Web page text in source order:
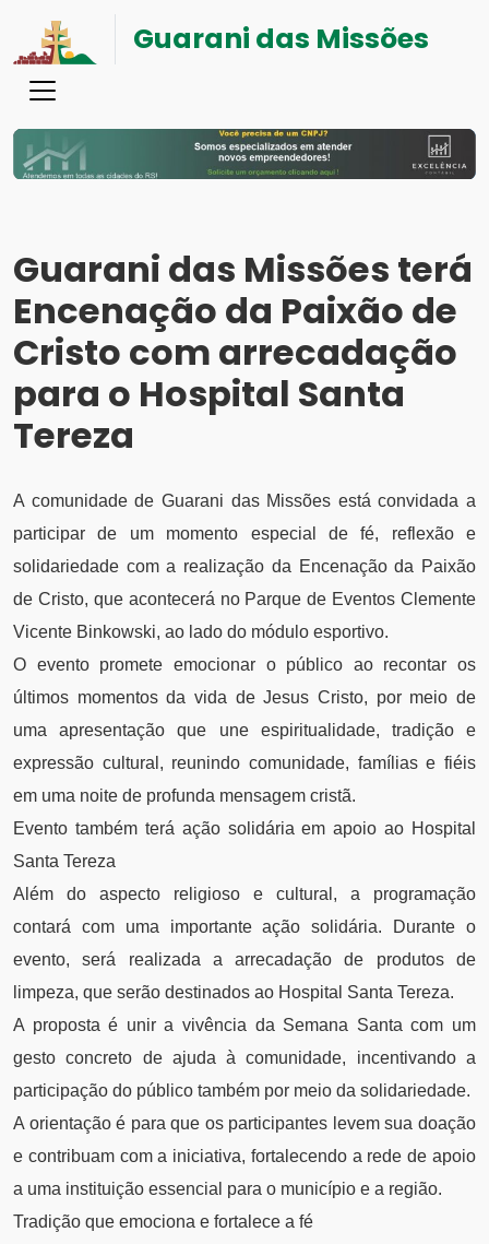
Guarani das Missões
Guarani das Missões terá
Encenação da Paixão de
Cristo com arrecadação
para o Hospital Santa
Tereza
A comunidade de Guarani das Missões está convidada a
participar de um momento especial de fé, reflexão e
solidariedade com a realização da Encenação da Paixão
de Cristo, que acontecerá no Parque de Eventos Clemente
Vicente Binkowski, ao lado do módulo esportivo.
O evento promete emocionar o público ao recontar os
últimos momentos da vida de Jesus Cristo, por meio de
uma apresentação que une espiritualidade, tradição e
expressão cultural, reunindo comunidade, famílias e fiéis
em uma noite de profunda mensagem cristã.
Evento também terá ação solidária em apoio ao Hospital
Santa Tereza
Além do aspecto religioso e cultural, a programação
contará com uma importante ação solidária. Durante o
evento, será realizada a arrecadação de produtos de
limpeza, que serão destinados ao Hospital Santa Tereza.
A proposta é unir a vivência da Semana Santa com um
gesto concreto de ajuda à comunidade, incentivando a
participação do público também por meio da solidariedade.
A orientação é para que os participantes levem sua doação
e contribuam com a iniciativa, fortalecendo a rede de apoio
a uma instituição essencial para o município e a região.
Tradição que emociona e fortalece a fé